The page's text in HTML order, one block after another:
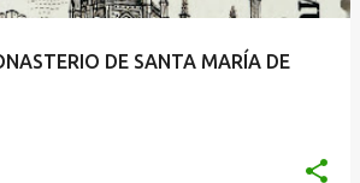
DE SANTA MARÍA DE